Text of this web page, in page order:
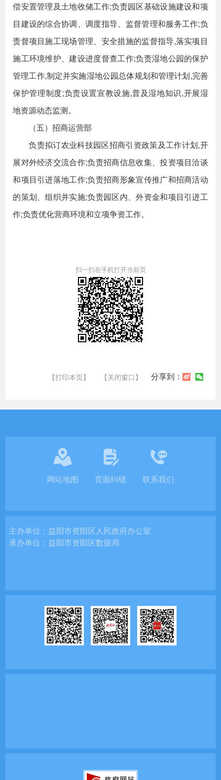
偿安置管理及土地收储工作;负责园区基础设施建设和项
目建设的综合协调、调度指导、监督管理和服务工作;负
责督项目施工现场管理、安全措施的监督指导,落实项目
施工环境维护、建设进度督查工作;负责湿地公园的保护
管理工作,制定并实施湿地公园总体规划和管理计划,完善
保护管理制度;负责设置宣教设施,普及湿地知识,开展湿
地资源动态监测。
（五）招商运营部
负责拟订农业科技园区招商引资政策及工作计划,开
展对外经济交流合作;负责招商信息收集、投资项目洽谈
和项目引进落地工作;负责招商形象宣传推广和招商活动
的策划、组织并实施;负责园区内、外资金和项目引进工
作;负责优化营商环境和立项争资工作。
扫一扫在手机打开当前页
【打印本页】 【关闭窗口】 分享到：
网站地图 页面纠错 联系我们
主办单位：益阳市资阳区人民政府办公室
承办单位：益阳市资阳区数据局